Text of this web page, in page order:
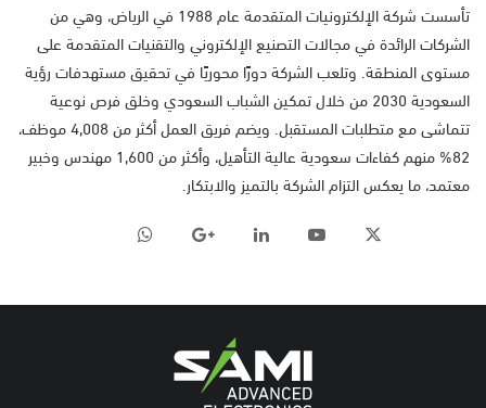
تأسست شركة الإلكترونيات المتقدمة عام 1988 في الرياض، وهي من
الشركات الرائدة في مجالات التصنيع الإلكتروني والتقنيات المتقدمة على
مستوى المنطقة. وتلعب الشركة دورًا محوريًا في تحقيق مستهدفات رؤية
السعودية 2030 من خلال تمكين الشباب السعودي وخلق فرص نوعية
تتماشى مع متطلبات المستقبل. ويضم فريق العمل أكثر من 4,008 موظف،
82% منهم كفاءات سعودية عالية التأهيل، وأكثر من 1,600 مهندس وخبير
معتمد، ما يعكس التزام الشركة بالتميز والابتكار.